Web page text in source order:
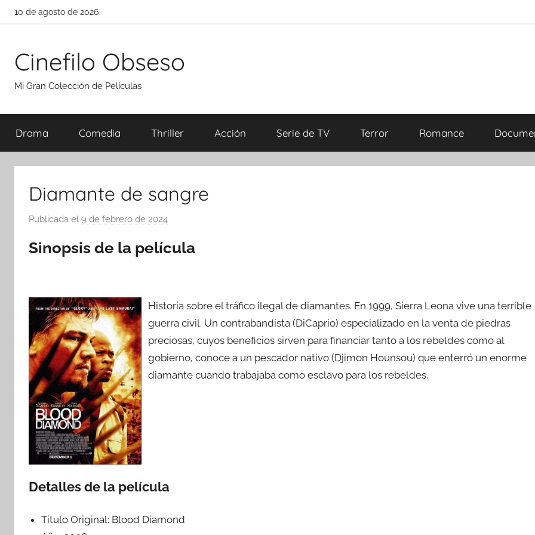
Saltar
10 de agosto de 2026
Cinefilo Obseso
Mi Gran Colección de Películas
Drama Comedia Thriller Acción Serie de TV Terror Romance
Diamante de sangre
Publicada el 9 de febrero de 2024
r
Sinopsis de la película
Historia sobre el tráfico ilegal de diamantes. En 1999, Sierra Leona vive una terrible
guerra civil. Un contrabandista (DiCaprio) especializado en la venta de piedras
preciosas, cuyos beneficios sirven para financiar tanto a los rebeldes como al
gobierno, conoce a un pescador nativo (Djimon Hounsou) que enterró un enorme
diamante cuando trabajaba como esclavo para los rebeldes.
Detalles de la película
Titulo Original: Blood Diamond